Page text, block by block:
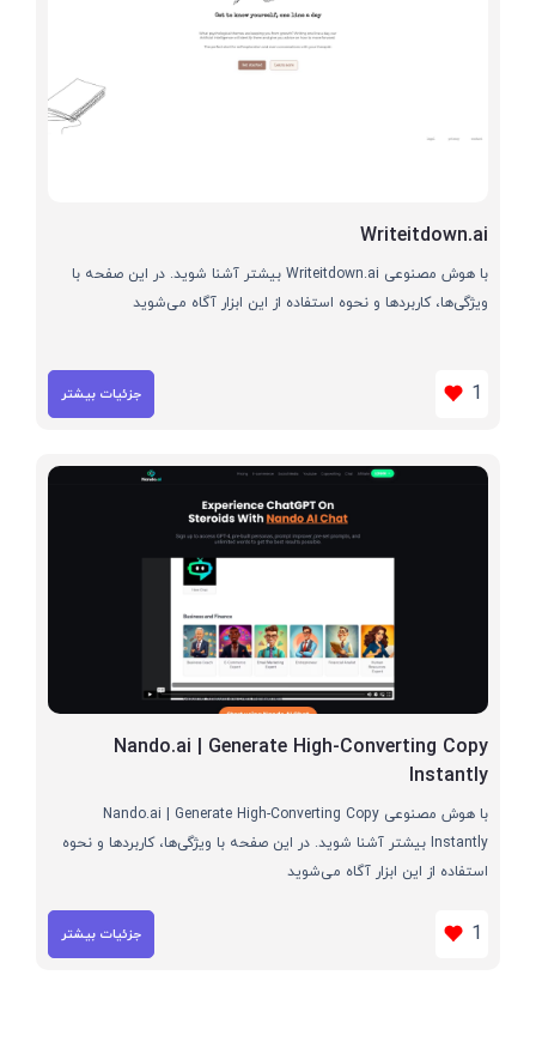
Writeitdown.ai
با هوش مصنوعی Writeitdown.ai بیشتر آشنا شوید. در این صفحه با
ویژگی‌ها، کاربردها و نحوه استفاده از این ابزار آگاه می‌شوید
1 جزئیات بیشتر
Nando.ai | Generate High-Converting Copy
Instantly
با هوش مصنوعی Nando.ai | Generate High-Converting Copy
Instantly بیشتر آشنا شوید. در این صفحه با ویژگی‌ها، کاربردها و نحوه
استفاده از این ابزار آگاه می‌شوید
1 جزئیات بیشتر